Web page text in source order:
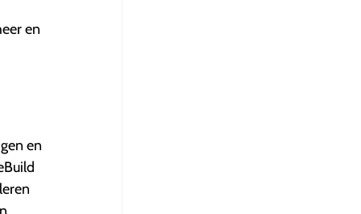
en
en